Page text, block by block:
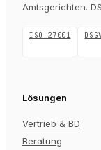
Amtsgerichten.
ISO 27001
Lösungen
Vertrieb & BD
Beratung